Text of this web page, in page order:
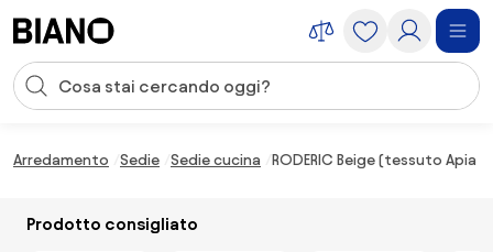
Input della ricerca
Arredamento Sedie Sedie cucina RODERIC Beige (tessuto Apia
Prodotto consigliato